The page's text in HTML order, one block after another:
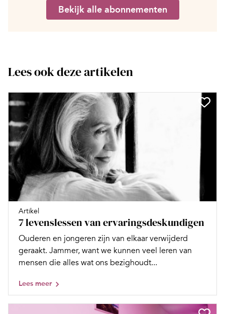
Bekijk alle abonnementen
Lees ook deze artikelen
Artikel
7 levenslessen van ervaringsdeskundigen
Ouderen en jongeren zijn van elkaar verwijderd
geraakt. Jammer, want we kunnen veel leren van
mensen die alles wat ons bezighoudt...
Lees meer